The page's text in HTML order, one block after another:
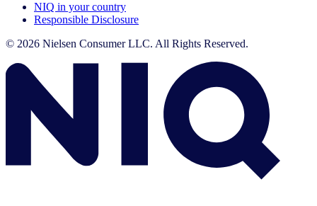
NIQ in your country
Responsible Disclosure
© 2026 Nielsen Consumer LLC. All Rights Reserved.